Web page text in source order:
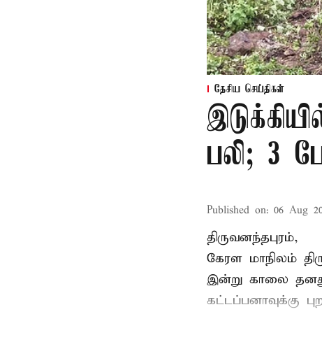
தேசிய செய்திகள்
பலி; 3
Published on: 06 Aug
திருவனந்தபுரம்,
கேரள மாநிலம்
இன்று காலை தனது
கட்டப்பனாவுக்கு